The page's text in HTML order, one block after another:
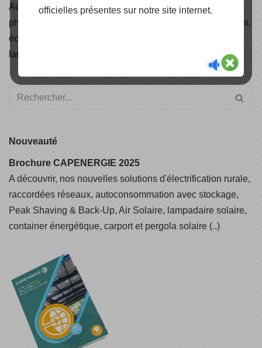
Accédez auxcertificatsde nos produits panneaux
photovoltaïques, onduleurs, structures de pose et fixations,
éoliennes, solaire thermique, câbles solaire, éclairage et
lampadaires solaire.
Nouveauté
Brochure CAPENERGIE 2025
A découvrir, nos nouvelles solutions d'électrification rurale,
raccordées réseaux, autoconsommation avec stockage,
Peak Shaving & Back-Up, Air Solaire, lampadaire solaire,
container énergétique, carport et pergola solaire (..)
officielles présentes sur notre site internet.